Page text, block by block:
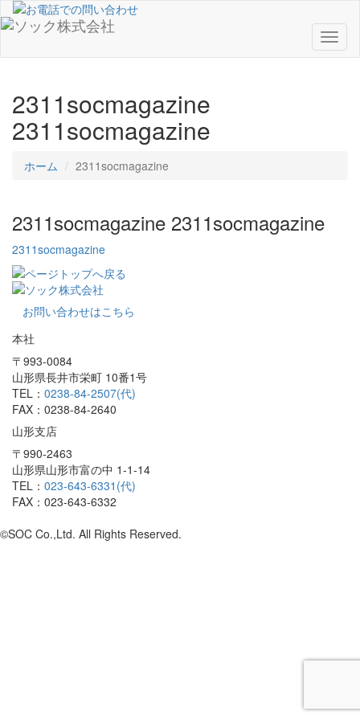
2311socmagazine
2311socmagazine
ホーム 2311socmagazine
2311socmagazine 2311socmagazine
2311socmagazine
お問い合わせはこちら
本社
〒993-0084
山形県長井市栄町 10番1号
TEL： 0238-84-2507(代)
FAX：0238-84-2640
山形支店
〒990-2463
山形県山形市富の中 1-1-14
TEL： 023-643-6331(代)
FAX：023-643-6332
©SOC Co.,Ltd. All Rights Reserved.